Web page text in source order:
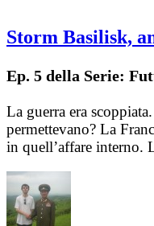
Storm Basilisk,
Ep. 5 della Serie:
La guerra era
permettevano? La
in quell’affare interno.